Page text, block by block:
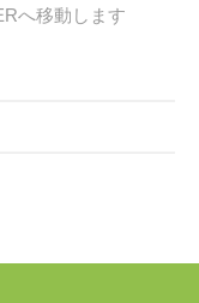
へ移動します